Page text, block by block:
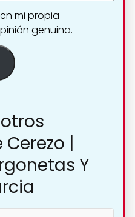
mi propia
genuina.
|
Y